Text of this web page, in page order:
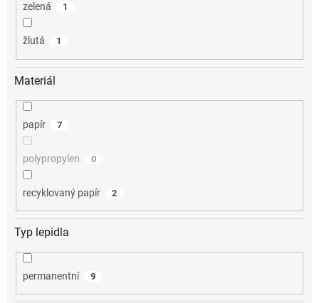
zelená 1
žlutá 1
Materiál
papír 7
polypropylen 0
recyklovaný papír 2
Typ lepidla
permanentní 9